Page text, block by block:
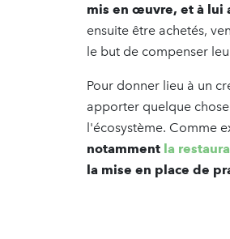
mis en œuvre, et à lui
ensuite être achetés,
le but de compenser
Pour donner lieu à un
apporter quelque
l'écosystème. Comme
notamment la
la mise en place de